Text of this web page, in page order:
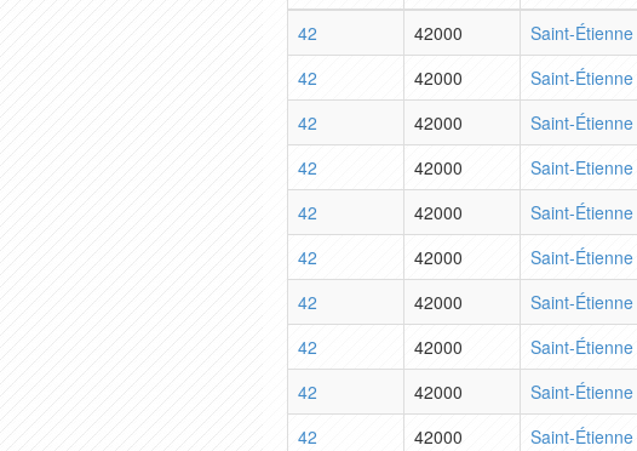
42
42000 Saint-Étienne
42
42000 Saint-Étienne
42
42000 Saint-Étienne
42
42000 Saint-Etienne
42
42000 Saint-Étienne
42
42000 Saint-Étienne
42
42000 Saint-Étienne
42
42000 Saint-Étienne
42
42000 Saint-Étienne
42
42000 Saint-Étienne